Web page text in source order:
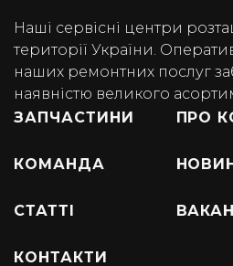
Наші сервісні центри
території України.
наших ремонтних послуг
наявністю великого
ЗАПЧАСТИНИ
ПРО
КОМАНДА
СТАТТІ
КОНТАКТИ